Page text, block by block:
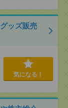
ッズ販売
気になる！